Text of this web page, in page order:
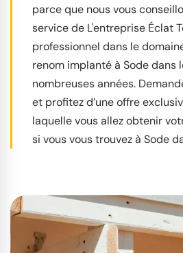
parce que nous vous
service de L'entreprise Éclat
professionnel dans le
renom implanté à Sode dans
nombreuses années.
et profitez d’une offre
laquelle vous allez obtenir
si vous vous trouvez à Sode